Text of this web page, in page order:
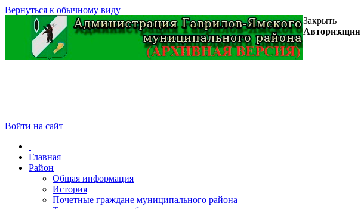
Вернуться к обычному виду
Закрыть
Авторизация
Войти на сайт
Главная
Район
Общая информация
История
Почетные граждане муниципального района